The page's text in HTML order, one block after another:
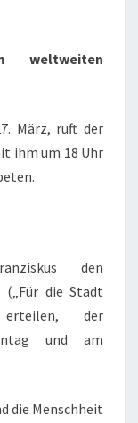
weltweiten
März, ruft der
ihm um 18 Uhr
den
(„Für die Stadt
der
und am
die Menschheit